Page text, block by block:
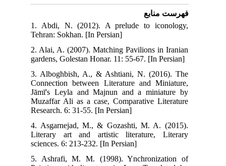
فهرست منابع
1. Abdi, N. (2012). A prelude to iconology,
Tehran: Sokhan. [In Persian]
2. Alai, A. (2007). Matching Pavilions in Iranian
gardens, Golestan Honar. 11: 55-67. [In Persian]
3. Alboghbish, A., & Ashtiani, N. (2016). The
Connection between Literature and Miniature,
Jāmī's Leyla and Majnun and a miniature by
Muzaffar Ali as a case, Comparative Literature
Research. 6: 31-55. [In Persian]
4. Asgarnejad, M., & Gozashti, M. A. (2015).
Literary art and artistic literature, Literary
sciences. 6: 213-232. [In Persian]
5. Ashrafi, M. M. (1998). Ynchronization of